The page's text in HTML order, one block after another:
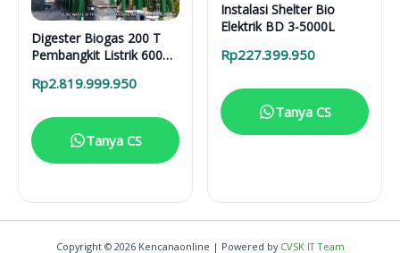
Digester Biogas 200 T
Pembangkit Listrik 600
Rp2.819.999.950
Tanya CS
Instalasi Shelter Bio
Elektrik BD 3-5000L
Rp227.399.950
Tanya CS
Copyright © 2026 Kencanaonline | Powered by CVSK IT Team